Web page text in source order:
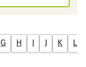
G H I J K L